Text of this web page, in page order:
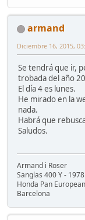
armand
Diciembre 16, 2015,
Se tendrá que ir,
trobada del año
El día 4 es lunes.
He mirado en la
nada.
Habrá que
Saludos.
Armand i Roser
Sanglas 400 Y - 1978
Honda Pan
Barcelona